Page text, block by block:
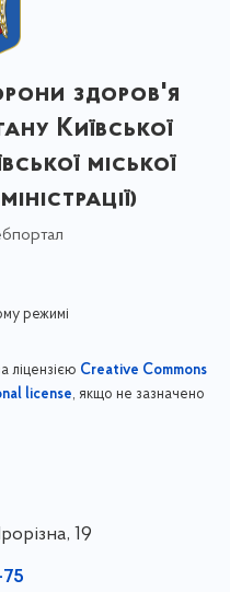
здоров'я
Київської
міської
режимі
ліцензією Creative Commons
license, якщо не зазначено
19